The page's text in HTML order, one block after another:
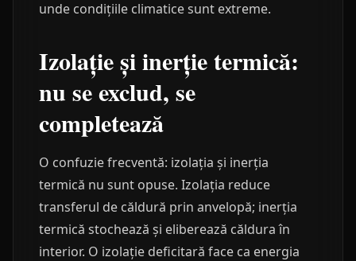
unde condițiile climatice sunt extreme.
Izolație și inerție termică:
nu se exclud, se
completează
O confuzie frecventă: izolația și inerția
termică nu sunt opuse. Izolația reduce
transferul de căldură prin anvelopă; inerția
termică stochează și eliberează căldura în
interior. O izolație deficitară face ca energia